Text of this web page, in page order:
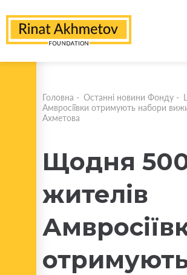
Головна - Останні новини Фонду -
Амвросіївки отримують набори
Ахметова
Щодня
жителів